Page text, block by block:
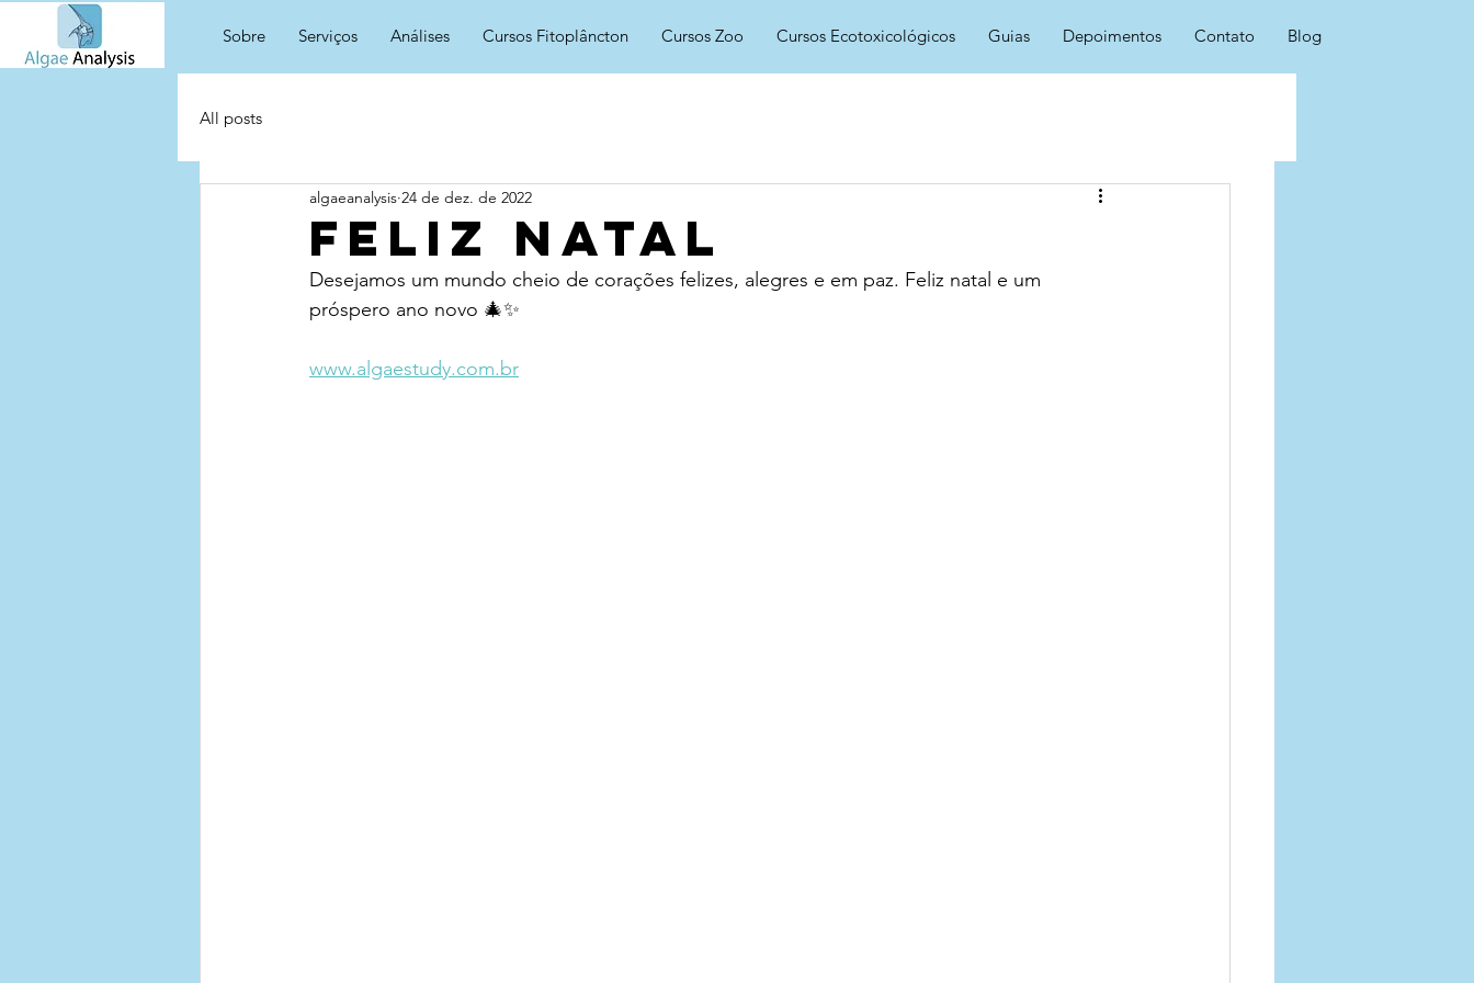
Sobre Serviços Análises Cursos Fitoplâncton Cursos Zoo Cursos Ecotoxicológicos Guias Depoimentos Contato Blog
All posts
Feliz Natal
algaeanalysis 24 de dez. de 2022
Desejamos um mundo cheio de corações felizes, alegres e em paz. Feliz natal e um
próspero ano novo 🎄✨
www.algaestudy.com.br